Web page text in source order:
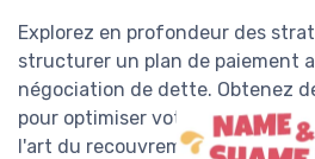
Explorez en profondeur des
structurer un plan de paiement
négociation de dette. Obtenez
pour optimiser votre situation
l'art du recouvrement amiable